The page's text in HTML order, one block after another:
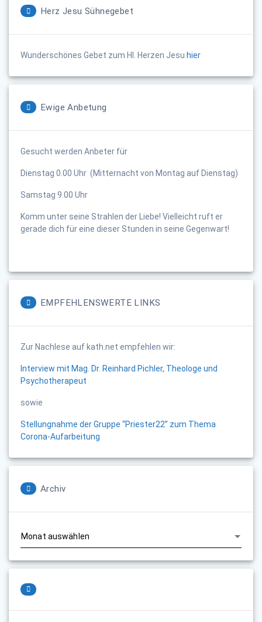
Herz Jesu Sühnegebet
Wunderschönes Gebet zum Hl. Herzen Jesu hier
Ewige Anbetung
Gesucht werden Anbeter für
Dienstag 0.00 Uhr (Mitternacht von Montag auf Dienstag)
Samstag 9.00 Uhr
Komm unter seine Strahlen der Liebe! Vielleicht ruft er
gerade dich für eine dieser Stunden in seine Gegenwart!
EMPFEHLENSWERTE LINKS
Zur Nachlese auf kath.net empfehlen wir:
Interview mit Mag. Dr. Reinhard Pichler, Theologe und
Psychotherapeut
sowie
Stellungnahme der Gruppe “Priester22” zum Thema
Corona-Aufarbeitung
Archiv